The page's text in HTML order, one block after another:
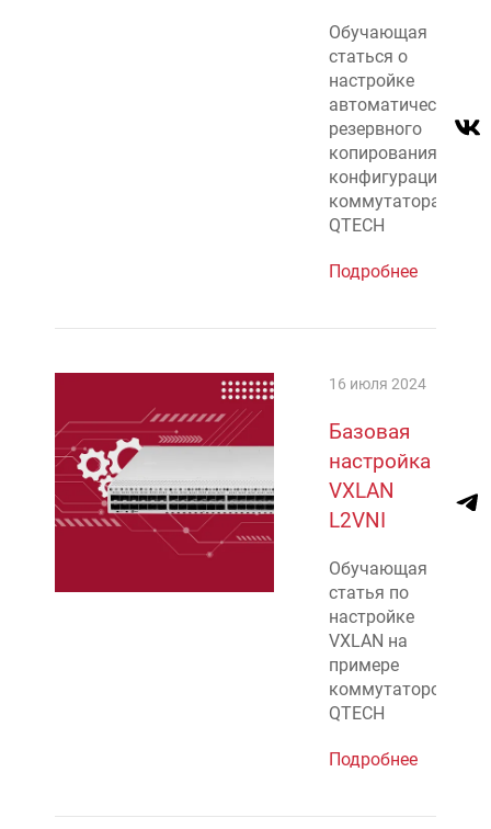
Обучающая
статься о
настройке
автоматического
резервного
копирования
конфигураций на
коммутаторах
QTECH
Подробнее
16 июля 2024
Базовая
настройка
VXLAN
L2VNI
Обучающая
статья по
настройке
VXLAN на
примере
коммутаторов
QTECH
Подробнее